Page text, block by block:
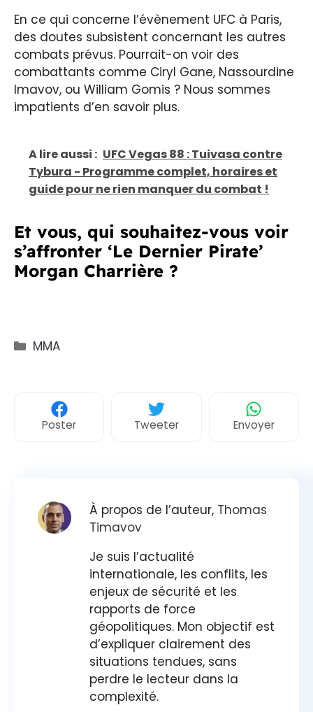
En ce qui concerne l’évènement UFC à Paris,
des doutes subsistent concernant les autres
combats prévus. Pourrait-on voir des
combattants comme Ciryl Gane, Nassourdine
Imavov, ou William Gomis ? Nous sommes
impatients d’en savoir plus.
A lire aussi : UFC Vegas 88 : Tuivasa contre
Tybura - Programme complet, horaires et
guide pour ne rien manquer du combat !
Et vous, qui souhaitez-vous voir
s’affronter ‘Le Dernier Pirate’
Morgan Charrière ?
Catégories
MMA
Poster Tweeter Envoyer
À propos de l’auteur, Thomas
Timavov
Je suis l’actualité
internationale, les conflits, les
enjeux de sécurité et les
rapports de force
géopolitiques. Mon objectif est
d’expliquer clairement des
situations tendues, sans
perdre le lecteur dans la
complexité.